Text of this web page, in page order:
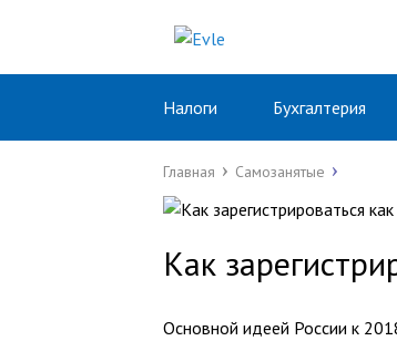
Налоги Бухгалтерия
Главная Самозанятые
Как
Основной идеей России к